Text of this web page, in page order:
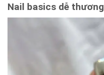
Nail basics dễ thương